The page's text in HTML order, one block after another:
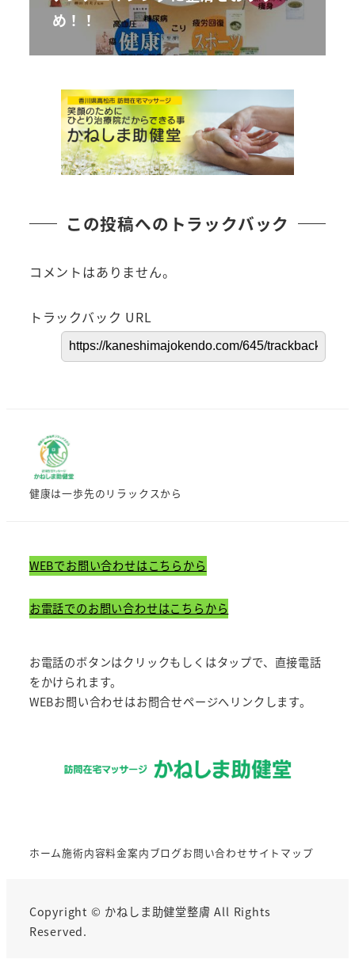
め！！
この投稿へのトラックバック
コメントはありません。
トラックバック URL
健康は一歩先のリラックスから
WEBでお問い合わせはこちらから
お電話でのお問い合わせはこちらから
お電話のボタンはクリックもしくはタップで、直接電話
をかけられます。
WEBお問い合わせはお問合せページへリンクします。
ホーム施術内容料金案内ブログお問い合わせサイトマップ
Copyright © かねしま助健堂整膚 All Rights
Reserved.